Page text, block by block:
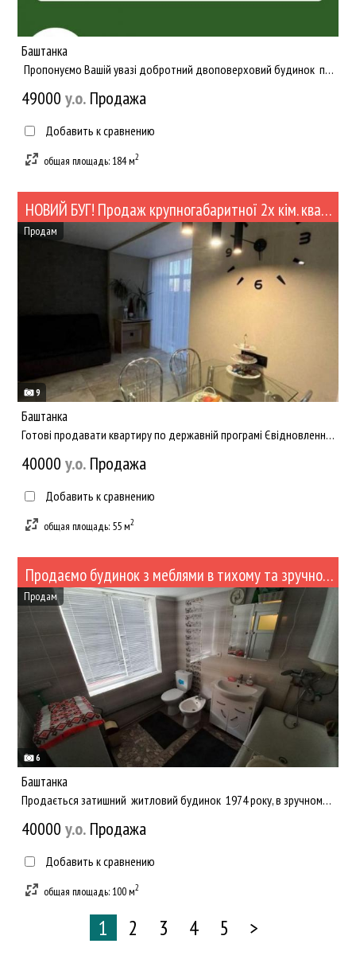
Баштанка
Пропонуємо Вашій увазі добротний двоповерховий будинок поряд з центром! В кімнатах зроблений свіжий євро ре...
49000 y.о. Продажа
Добавить к сравнению
общая площадь: 184 м2
НОВИЙ БУГ! Продаж крупногабаритної 2х кім. квартири студії з євроремонтом та меблями (№523)
9
Продам
Баштанка
Готові продавати квартиру по державній програмі Євідновлення та Житлових ваучерів. Пропонуємо дуже рідкісний ...
40000 y.о. Продажа
Добавить к сравнению
общая площадь: 55 м2
Продаємо будинок з меблями в тихому та зручному місці (№439-91)
6
Продам
Баштанка
Продається затишний житловий будинок 1974 року, в зручному та спокійному місці м.Баштанка. Продаж з меблями!...
40000 y.о. Продажа
Добавить к сравнению
общая площадь: 100 м2
1 2 3 4 5 >